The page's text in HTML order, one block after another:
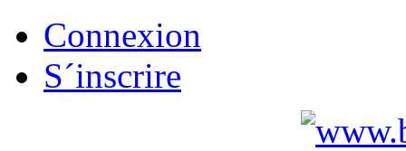
Connexion
S´inscrire